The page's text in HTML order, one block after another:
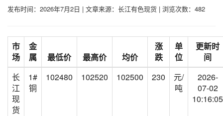
发布时间：2026年7月2日 | 文章来源：长江有色现货 | 浏览次数：482
市
场
金
属
最低价 最高价 均价
涨
跌
单
位
更新时
间
长
江
现
货
1#
铜
102480 102520 102500 230
元/
吨
2026-
07-02
10:16:05